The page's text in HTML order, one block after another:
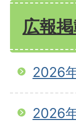
広報
2026
2026